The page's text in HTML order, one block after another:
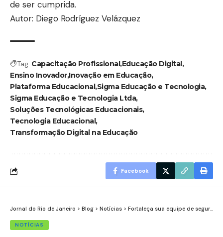
de ser cumprida.
Autor: Diego Rodríguez Velázquez
Tag: Capacitação Profissional Educação Digital
Ensino InovadorInovação em Educação
Plataforma Educacional Sigma Educação e Tecnologia
Sigma Educação e Tecnologia Ltda
Soluções Tecnológicas Educacionais
Tecnologia Educacional
Transformação Digital na Educação
Facebook
Jornal do Rio de Janeiro > Blog > Notícias > Fortaleça sua equipe de segurança: Aprenda com Ernesto Kenji Igarashi como a preparação transforma resultados
NOTÍCIAS